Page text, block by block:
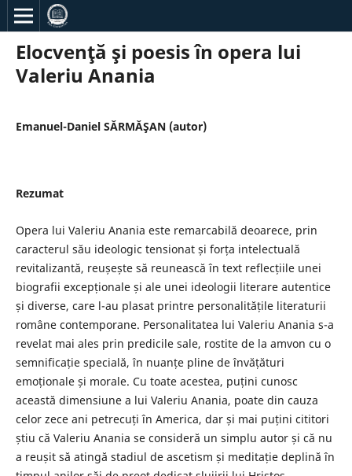
Elocvenţă şi poesis în opera lui
Valeriu Anania
Emanuel-Daniel SĂRMĂŞAN (autor)
Rezumat
Opera lui Valeriu Anania este remarcabilă deoarece, prin
caracterul său ideologic tensionat și forța intelectuală
revitalizantă, reușește să reunească în text reflecțiile unei
biografii excepționale și ale unei ideologii literare autentice
și diverse, care l-au plasat printre personalitățile literaturii
române contemporane. Personalitatea lui Valeriu Anania s-a
revelat mai ales prin predicile sale, rostite de la amvon cu o
semnificație specială, în nuanțe pline de învățături
emoționale și morale. Cu toate acestea, puțini cunosc
această dimensiune a lui Valeriu Anania, poate din cauza
celor zece ani petrecuți în America, dar și mai puțini cititori
știu că Valeriu Anania se consideră un simplu autor și că nu
a reușit să atingă stadiul de ascetism și meditație deplină în